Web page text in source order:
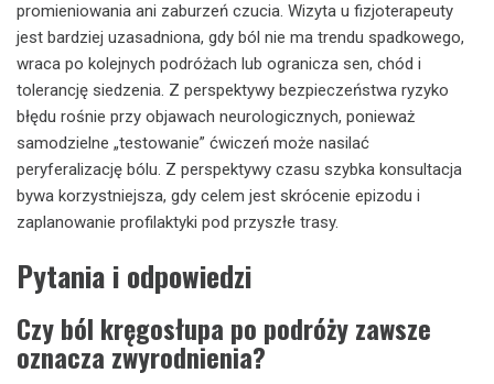
promieniowania ani zaburzeń czucia. Wizyta u fizjoterapeuty
jest bardziej uzasadniona, gdy ból nie ma trendu spadkowego,
wraca po kolejnych podróżach lub ogranicza sen, chód i
tolerancję siedzenia. Z perspektywy bezpieczeństwa ryzyko
błędu rośnie przy objawach neurologicznych, ponieważ
samodzielne „testowanie” ćwiczeń może nasilać
peryferalizację bólu. Z perspektywy czasu szybka konsultacja
bywa korzystniejsza, gdy celem jest skrócenie epizodu i
zaplanowanie profilaktyki pod przyszłe trasy.
Pytania i odpowiedzi
Czy ból kręgosłupa po podróży zawsze
oznacza zwyrodnienia?